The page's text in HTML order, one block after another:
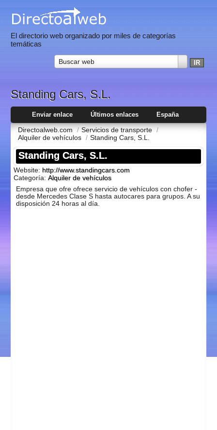
El directorio web organizado por miles de categorías
temáticas
Buscar web
Standing Cars, S.L.
Enviar enlace Últimos enlaces España
Directoalweb.com / Servicios de transporte /
Alquiler de vehí­culos / Standing Cars, S.L.
Standing Cars, S.L.
Website: http://www.standingcars.com
Categoría:Alquiler de vehí­culos
Empresa que ofre ofrece servicio de vehí­culos con chofer -
desde Mercedes Clase S hasta autocares para grupos. A su
disposición 24 horas al dí­a.